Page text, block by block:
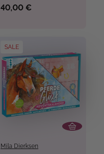
40,00 €
SALE
Mila Dierksen